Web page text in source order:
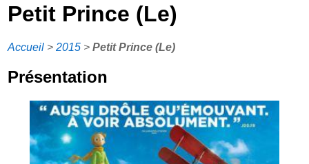
Petit Prince (Le)
Accueil >2015 >Petit Prince (Le)
Présentation